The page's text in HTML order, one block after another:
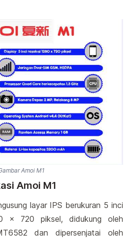
Amoi M1
Amoi M1
layar IPS berukuran 5 inci
x 720 piksel, didukung oleh
dan dipersenjatai oleh